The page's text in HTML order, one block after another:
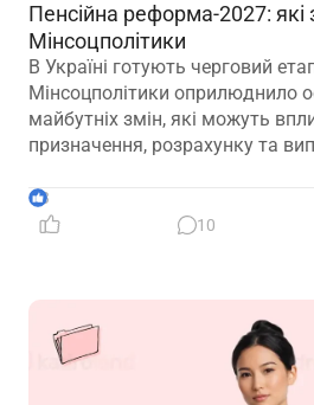
Пенсійна реформа-2027: які
Мінсоцполітики
В Україні готують черговий
Мінсоцполітики оприлюднило
майбутніх змін, які можуть
призначення, розрахунку та
3
10